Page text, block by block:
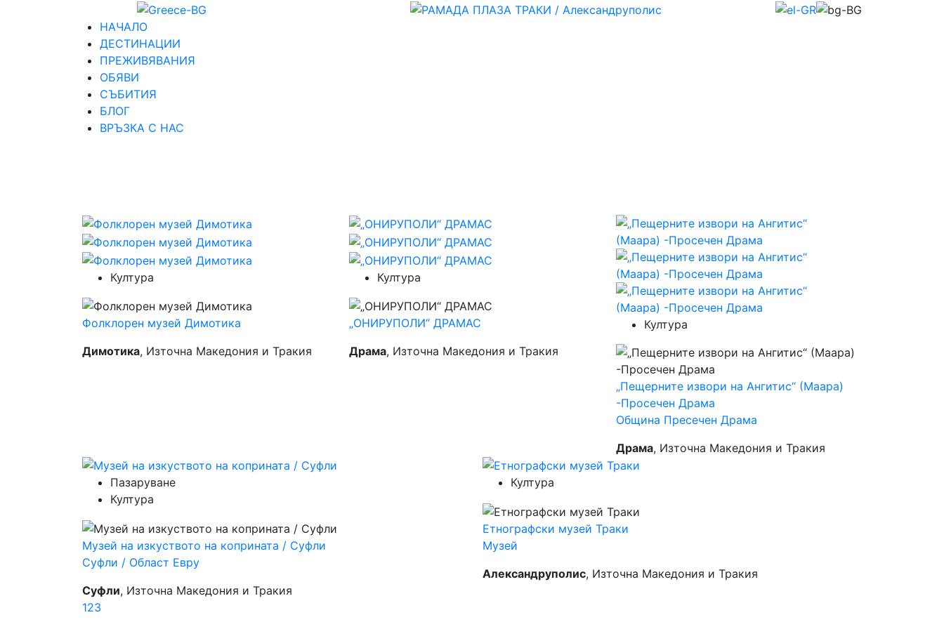
НАЧАЛО
ДЕСТИНАЦИИ
ПРЕЖИВЯВАНИЯ
ОБЯВИ
СЪБИТИЯ
БЛОГ
ВРЪЗКА С НАС
Култура
Фолклорен музей Димотика
Димотика, Източна Македония и Тракия
Култура
„ОНИРУПОЛИ“ ДРАМАС
Драма, Източна Македония и Тракия
Култура
„Пещерните извори на Ангитис“ (Маара)
-Просечен Драма
Община Пресечен Драма
Драма, Източна Македония и Тракия
Пазаруване
Култура
Музей на изкуството на коприната / Суфли
Суфли / Област Евру
Суфли, Източна Македония и Тракия
Култура
Етнографски музей Траки
Музей
Александруполис, Източна Македония и Тракия
123